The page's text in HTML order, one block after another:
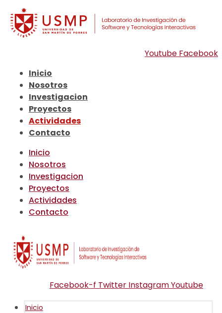
Youtube Facebook
Inicio
Nosotros
Investigacion
Proyectos
Actividades
Contacto
Inicio
Nosotros
Investigacion
Proyectos
Actividades
Contacto
Facebook-f Twitter InstagramYoutube
Inicio